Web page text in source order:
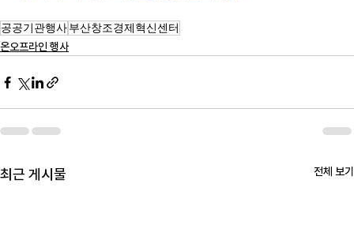
공공기관행사부산창조경제혁신센터
온오프라인 행사
최근 게시물 전체 보기